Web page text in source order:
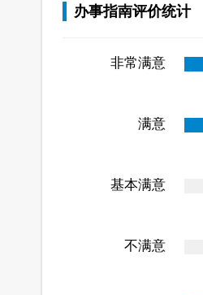
办事指南评价统计
非常满意
满意
基本满意
不满意